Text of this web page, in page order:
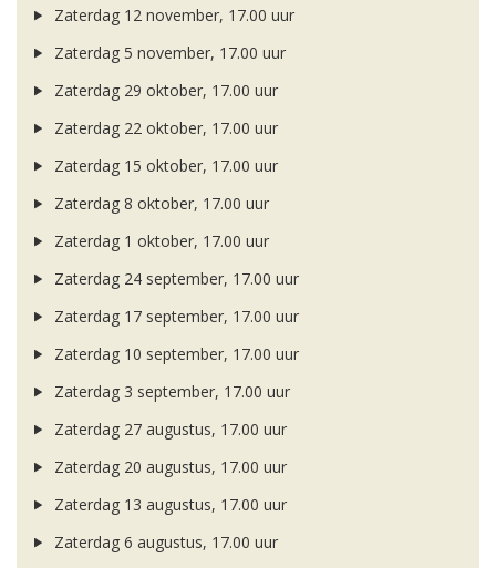
Zaterdag 12 november, 17.00 uur
Zaterdag 5 november, 17.00 uur
Zaterdag 29 oktober, 17.00 uur
Zaterdag 22 oktober, 17.00 uur
Zaterdag 15 oktober, 17.00 uur
Zaterdag 8 oktober, 17.00 uur
Zaterdag 1 oktober, 17.00 uur
Zaterdag 24 september, 17.00 uur
Zaterdag 17 september, 17.00 uur
Zaterdag 10 september, 17.00 uur
Zaterdag 3 september, 17.00 uur
Zaterdag 27 augustus, 17.00 uur
Zaterdag 20 augustus, 17.00 uur
Zaterdag 13 augustus, 17.00 uur
Zaterdag 6 augustus, 17.00 uur